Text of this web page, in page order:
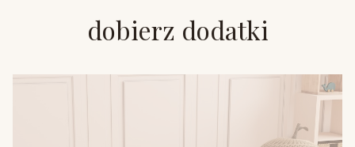
dobierz dodatki